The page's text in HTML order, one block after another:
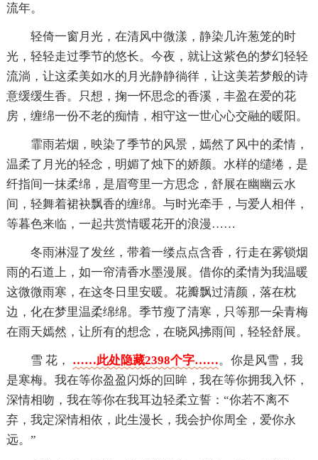
流年。
轻倚一窗月光，在清风中微漾，静染几许葱笼的时
光，轻轻走过季节的悠长。今夜，就让这紫色的梦幻轻轻
流淌，让这柔美如水的月光静静徜徉，让这美若梦般的诗
意缓缓生香。只想，掬一怀思念的香溪，丰盈在爱的花
房，缠绵一份不老的痴情，相守这一世心心交融的暖阳。
霏雨若烟，映染了季节的风景，嫣然了风中的柔情，
温柔了月光的轻念，明媚了烛下的娇颜。水样的缱绻，是
纤指间一抹柔绵，是眉弯里一方思念，舒展在幽幽云水
间，轻舞着裙袂飘香的缠绵。与时光牵手，与爱人相伴，
等暮色来临，一起共赏情暖花开的浪漫……
冬雨淋湿了发丝，带着一缕点点含香，行走在雾锁烟
雨的石道上，如一帘清香水墨漫展。借你的柔情为我温暖
这微微雨寒，在这冬日里安暖。花瓣飘过清颜，落在枕
边，化在梦里温柔绵绵。季节瘦了清寒，只等那一朵青梅
在雨天嫣然，让所有的想念，在晓风拂雨间，轻轻舒展。
雪 花， ……此处隐藏2398个字……。你是风雪，我
是寒梅。我在等你盈盈闪烁的回眸，我在等你拥我入怀，
深情相吻，我在等你在我耳边轻柔立誓：“你若不离不
弃，我定深情相依，此生漫长，我会护你周全，爱你永
远。”